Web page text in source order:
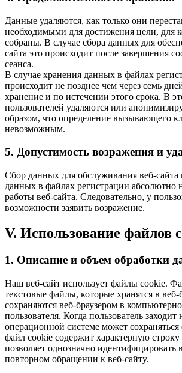
Данные удаляются, как только они
необходимыми для достижения цели, для
собраны. В случае сбора данных для
сайта это происходит после завершения
сеанса.
В случае хранения данных в файлах
происходит не позднее чем через семь
хранение и по истечении этого срока. В
пользователей удаляются или
образом, что определение вызывающего
невозможным.
5. Допустимость возражения и
Сбор данных для обслуживания веб-сайта
данных в файлах регистрации абсолютно
работы веб-сайта. Следовательно, у
возможности заявить возражение.
V. Использование файлов
1. Описание и объем обработки
Наш веб-сайт использует файлы cookie.
текстовые файлы, которые хранятся в веб-
сохраняются веб-браузером в
пользователя. Когда пользователь заходит
операционной системе может
файл cookie содержит характерную строку
позволяет однозначно идентифицировать
повторном обращении к веб-сайту.